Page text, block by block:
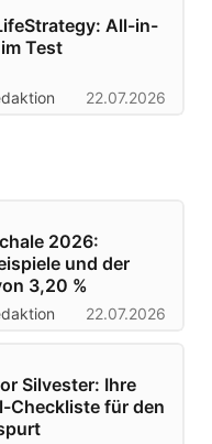
All-in-
Test
22.07.2026
2026:
und der
3,20 %
22.07.2026
Silvester: Ihre
Checkliste für den